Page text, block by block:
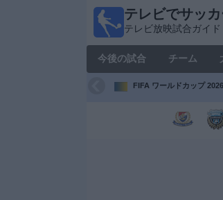
テレビでサッカ
テレビ放映試合ガイド
今後の試合 チーム
FIFA ワールドカップ 2026